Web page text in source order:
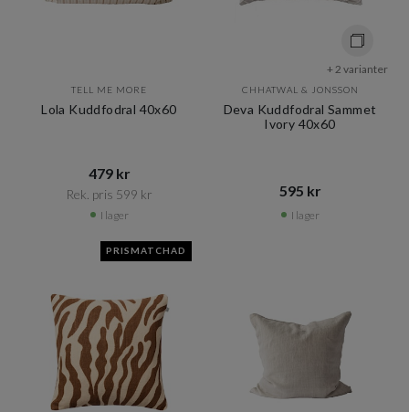
TELL ME MORE
Lola Kuddfodral 40x60
479 kr​​
Rek. pris 599 kr​​
I lager
+ 2 varianter
CHHATWAL & JONSSON
Deva Kuddfodral Sammet
Ivory 40x60
595 kr​​
I lager
PRISMATCHAD